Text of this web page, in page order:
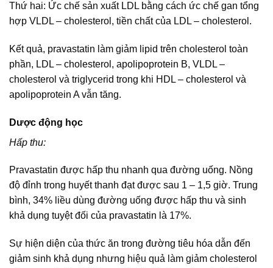
Thứ hai: Ức chế sản xuất LDL bằng cách ức chế gan tổng
hợp VLDL – cholesterol, tiền chất của LDL – cholesterol.
Kết quả, pravastatin làm giảm lipid trên cholesterol toàn
phần, LDL – cholesterol, apolipoprotein B, VLDL –
cholesterol và triglycerid trong khi HDL – cholesterol và
apolipoprotein A vẫn tăng.
Dược động học
Hấp thu:
Pravastatin được hấp thu nhanh qua đường uống. Nồng
độ đỉnh trong huyết thanh đạt được sau 1 – 1,5 giờ. Trung
bình, 34% liều dùng đường uống được hấp thu và sinh
khả dụng tuyệt đối của pravastatin là 17%.
Sự hiện diện của thức ăn trong đường tiêu hóa dẫn đến
giảm sinh khả dụng nhưng hiệu quả làm giảm cholesterol